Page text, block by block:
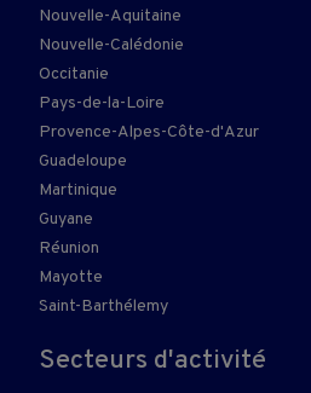
Nouvelle-Aquitaine
Nouvelle-Calédonie
Occitanie
Pays-de-la-Loire
Provence-Alpes-Côte-d'Azur
Guadeloupe
Martinique
Guyane
Réunion
Mayotte
Saint-Barthélemy
Secteurs d'activité